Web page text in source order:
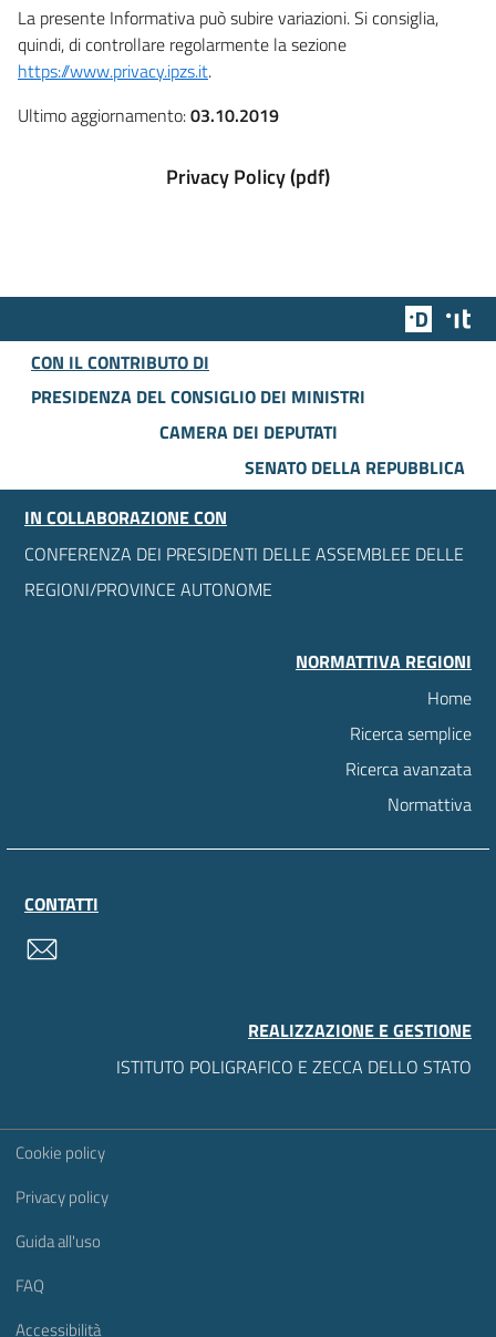
La presente Informativa può subire variazioni. Si consiglia,
quindi, di controllare regolarmente la sezione
https://www.privacy.ipzs.it.
Ultimo aggiornamento:03.10.2019
Privacy Policy (pdf)
Team
CON IL CONTRIBUTO DI
PRESIDENZA DEL CONSIGLIO DEI MINISTRI
CAMERA DEI DEPUTATI
SENATO DELLA REPUBBLICA
IN COLLABORAZIONE CON
CONFERENZA DEI PRESIDENTI DELLE ASSEMBLEE DELLE
REGIONI/PROVINCE AUTONOME
NORMATTIVA REGIONI
Home
Ricerca semplice
Ricerca avanzata
Normattiva
CONTATTI
REALIZZAZIONE E GESTIONE
ISTITUTO POLIGRAFICO E ZECCA DELLO STATO
Sezione Link Utili
Cookie policy
Privacy policy
Guida all'uso
FAQ
Accessibilità